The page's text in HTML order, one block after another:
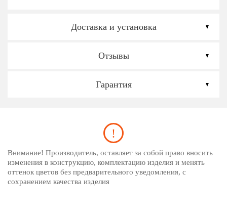
Доставка и установка
Отзывы
Гарантия
Внимание! Производитель, оставляет за собой право вносить
изменения в конструкцию, комплектацию изделия и менять
оттенок цветов без предварительного уведомления, с
сохранением качества изделия